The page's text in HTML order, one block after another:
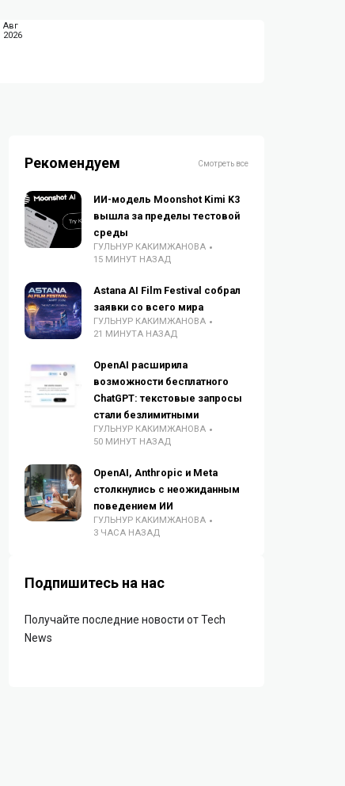
Авг
2026
Рекомендуем Смотреть все
ИИ-модель Moonshot Kimi K3
вышла за пределы тестовой
среды
ГУЛЬНУР КАКИМЖАНОВА
15 МИНУТ НАЗАД
Astana AI Film Festival собрал
заявки со всего мира
ГУЛЬНУР КАКИМЖАНОВА
21 МИНУТА НАЗАД
OpenAI расширила
возможности бесплатного
ChatGPT: текстовые запросы
стали безлимитными
ГУЛЬНУР КАКИМЖАНОВА
50 МИНУТ НАЗАД
OpenAI, Anthropic и Meta
столкнулись с неожиданным
поведением ИИ
ГУЛЬНУР КАКИМЖАНОВА
3 ЧАСА НАЗАД
Подпишитесь на нас
Получайте последние новости от Tech
News